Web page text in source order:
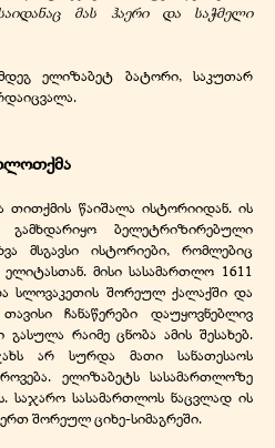
მას ჰაერი და საჭმელი
ელიზაბეტ ბატორი, საკუთარ
წაიშალა ისტორიიდან. ის
ბელეტრიზირებული
მსგავსი ისტორიები, რომლებიც
მისი სასამართლო 1611
სლოვაკეთის შორეულ ქალაქში და
ჩანაწერები დაუყოვნებლივ
რაიმე ცნობა ამის შესახებ.
არ სურდა მათი სანათესაოს
ელიზაბეტს სასამართლოზე
საჯარო სასამართლოს ნაცვლად ის
შორეულ ციხე-სიმაგრეში.